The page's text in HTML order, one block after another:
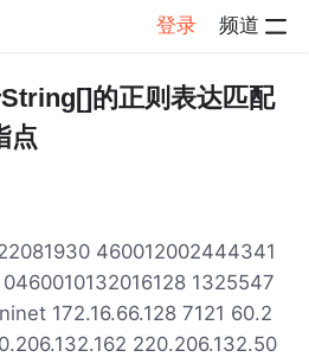
登录 频道
情
的正则表达匹配
点
460012002444341
1325547
172.16.66.128 7121 60.2
220.206.132.50